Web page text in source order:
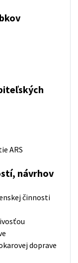
ARS
návrhov
činnosti
doprave